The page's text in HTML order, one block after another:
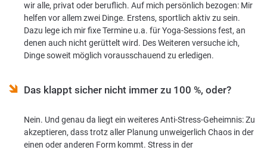
wir alle, privat oder beruflich. Auf mich persönlich bezogen: Mir
helfen vor allem zwei Dinge. Erstens, sportlich aktiv zu sein.
Dazu lege ich mir fixe Termine u.a. für Yoga-Sessions fest, an
denen auch nicht gerüttelt wird. Des Weiteren versuche ich,
Dinge soweit möglich vorausschauend zu erledigen.
Das klappt sicher nicht immer zu 100 %, oder?
Nein. Und genau da liegt ein weiteres Anti-Stress-Geheimnis: Zu
akzeptieren, dass trotz aller Planung unweigerlich Chaos in der
einen oder anderen Form kommt. Stress in der